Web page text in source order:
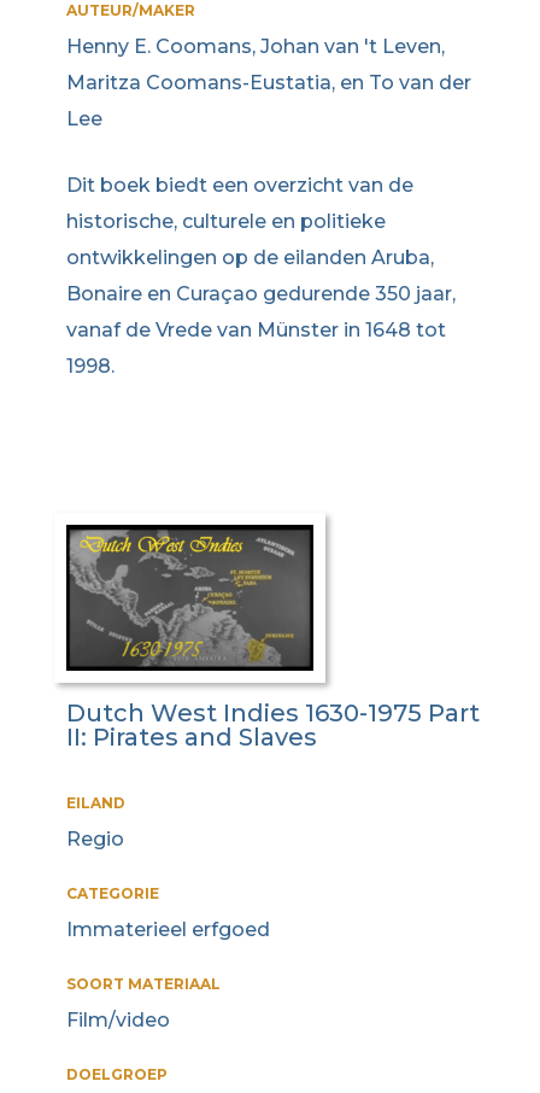
AUTEUR/MAKER
Henny E. Coomans, Johan van 't Leven,
Maritza Coomans-Eustatia, en To van der
Lee
Dit boek biedt een overzicht van de
historische, culturele en politieke
ontwikkelingen op de eilanden Aruba,
Bonaire en Curaçao gedurende 350 jaar,
vanaf de Vrede van Münster in 1648 tot
1998.
Dutch West Indies 1630-1975 Part
II: Pirates and Slaves
EILAND
Regio
CATEGORIE
Immaterieel erfgoed
SOORT MATERIAAL
Film/video
DOELGROEP